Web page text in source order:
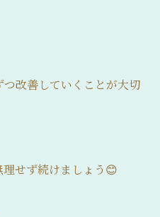
つ改善していくことが大切
理せず続けましょう😊